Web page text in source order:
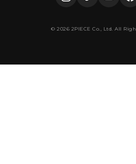
© 2026 2PIECE Co., Ltd. All